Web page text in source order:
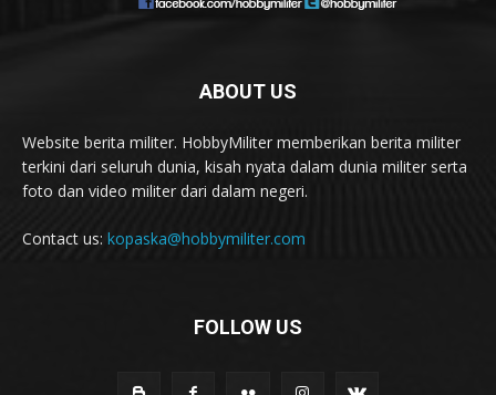
ABOUT US
Website berita militer. HobbyMiliter memberikan berita militer
terkini dari seluruh dunia, kisah nyata dalam dunia militer serta
foto dan video militer dari dalam negeri.
Contact us: kopaska@hobbymiliter.com
FOLLOW US